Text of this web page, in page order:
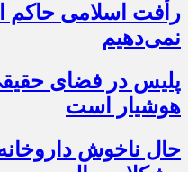
رأفت اسلامی حاکم
نمی‌دهیم
پلیس در فضای
هوشیار است
حال ناخوش